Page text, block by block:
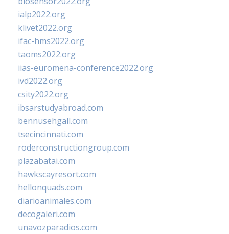
ialp2022.org
klivet2022.org
ifac-hms2022.org
taoms2022.org
iias-euromena-conference2022.org
ivd2022.org
csity2022.org
ibsarstudyabroad.com
bennusehgall.com
tsecincinnati.com
roderconstructiongroup.com
plazabatai.com
hawkscayresort.com
hellonquads.com
diarioanimales.com
decogaleri.com
unavozparadios.com